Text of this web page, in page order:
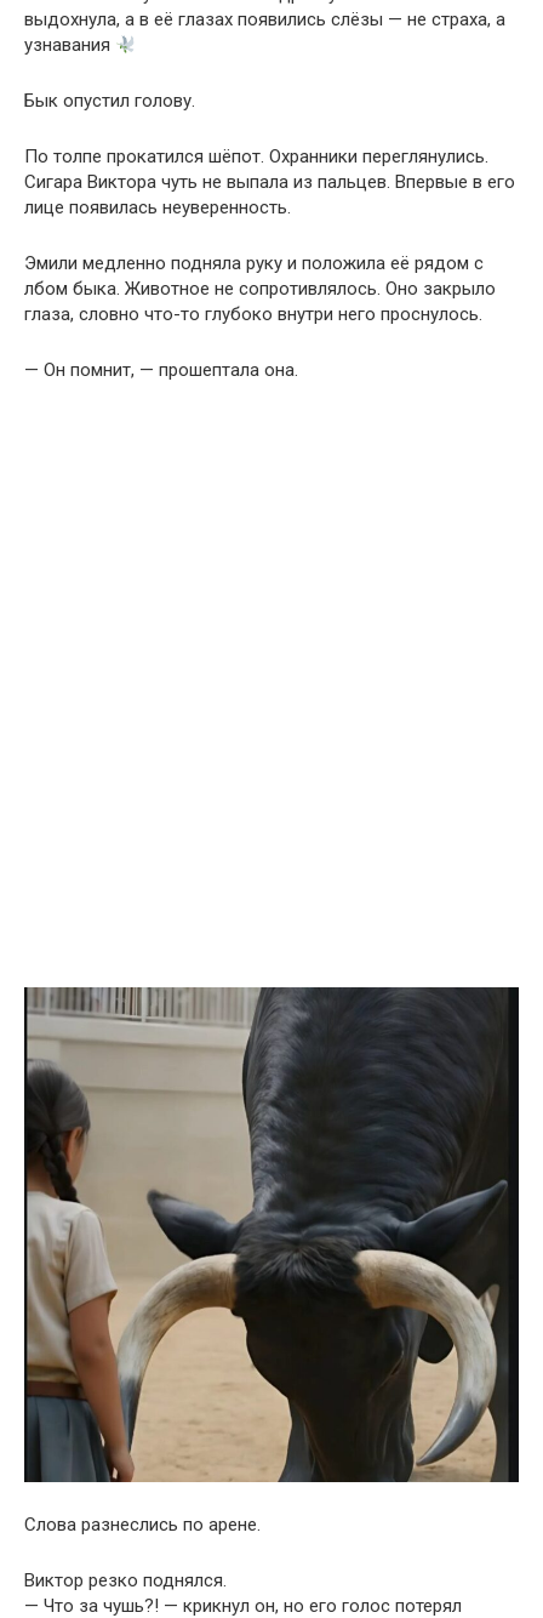
выдохнула, а в её глазах появились слёзы — не страха, а
узнавания
Бык опустил голову.
По толпе прокатился шёпот. Охранники переглянулись.
Сигара Виктора чуть не выпала из пальцев. Впервые в его
лице появилась неуверенность.
Эмили медленно подняла руку и положила её рядом с
лбом быка. Животное не сопротивлялось. Оно закрыло
глаза, словно что-то глубоко внутри него проснулось.
— Он помнит, — прошептала она.
Слова разнеслись по арене.
Виктор резко поднялся.
— Что за чушь?! — крикнул он, но его голос потерял